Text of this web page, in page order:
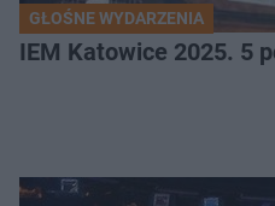
GŁOŚNE WYDARZENIA
IEM Katowice 2025. 5